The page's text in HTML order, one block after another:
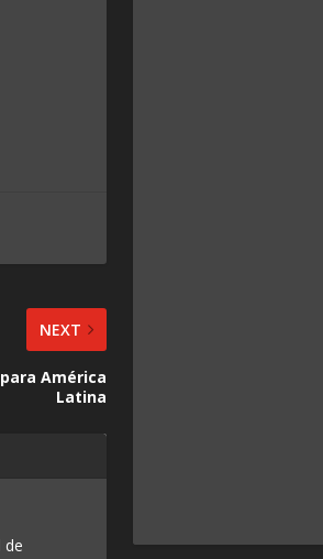
NEXT
América
Latina
de